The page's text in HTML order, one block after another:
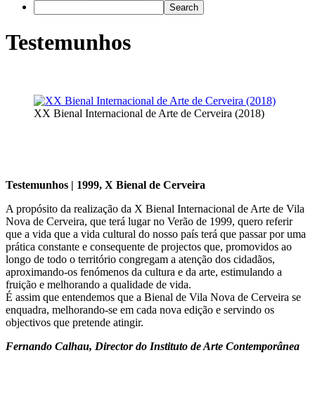
Testemunhos
XX Bienal Internacional de Arte de Cerveira (2018)
Testemunhos | 1999, X Bienal de Cerveira
A propósito da realização da X Bienal Internacional de Arte de Vila
Nova de Cerveira, que terá lugar no Verão de 1999, quero referir
que a vida que a vida cultural do nosso país terá que passar por uma
prática constante e consequente de projectos que, promovidos ao
longo de todo o território congregam a atenção dos cidadãos,
aproximando-os fenómenos da cultura e da arte, estimulando a
fruição e melhorando a qualidade de vida.
É assim que entendemos que a Bienal de Vila Nova de Cerveira se
enquadra, melhorando-se em cada nova edição e servindo os
objectivos que pretende atingir.
Fernando Calhau, Director do Instituto de Arte Contemporânea